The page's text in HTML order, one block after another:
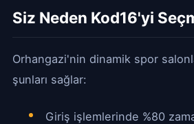
Siz Neden Kod16'yi
Orhangazi'nin dinamik spor
şunları sağlar:
Giriş işlemlerinde %80